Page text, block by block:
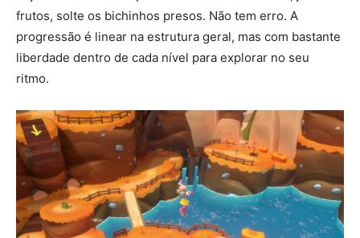
frutos, solte os bichinhos presos. Não tem erro. A
progressão é linear na estrutura geral, mas com bastante
liberdade dentro de cada nível para explorar no seu
ritmo.